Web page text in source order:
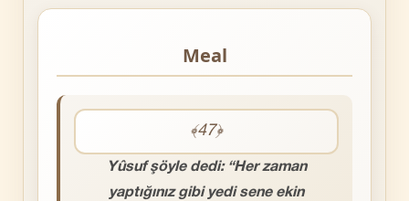
Meal
﴾47﴿
Yûsuf şöyle dedi: “Her zaman
yaptığınız gibi yedi sene ekin